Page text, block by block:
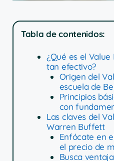
Tabla de contenidos:
¿Qué es el
tan efectivo?
Origen del
escuela de
Principios
con
Las claves del
Warren Buffett
Enfócate en
el precio de
Busca